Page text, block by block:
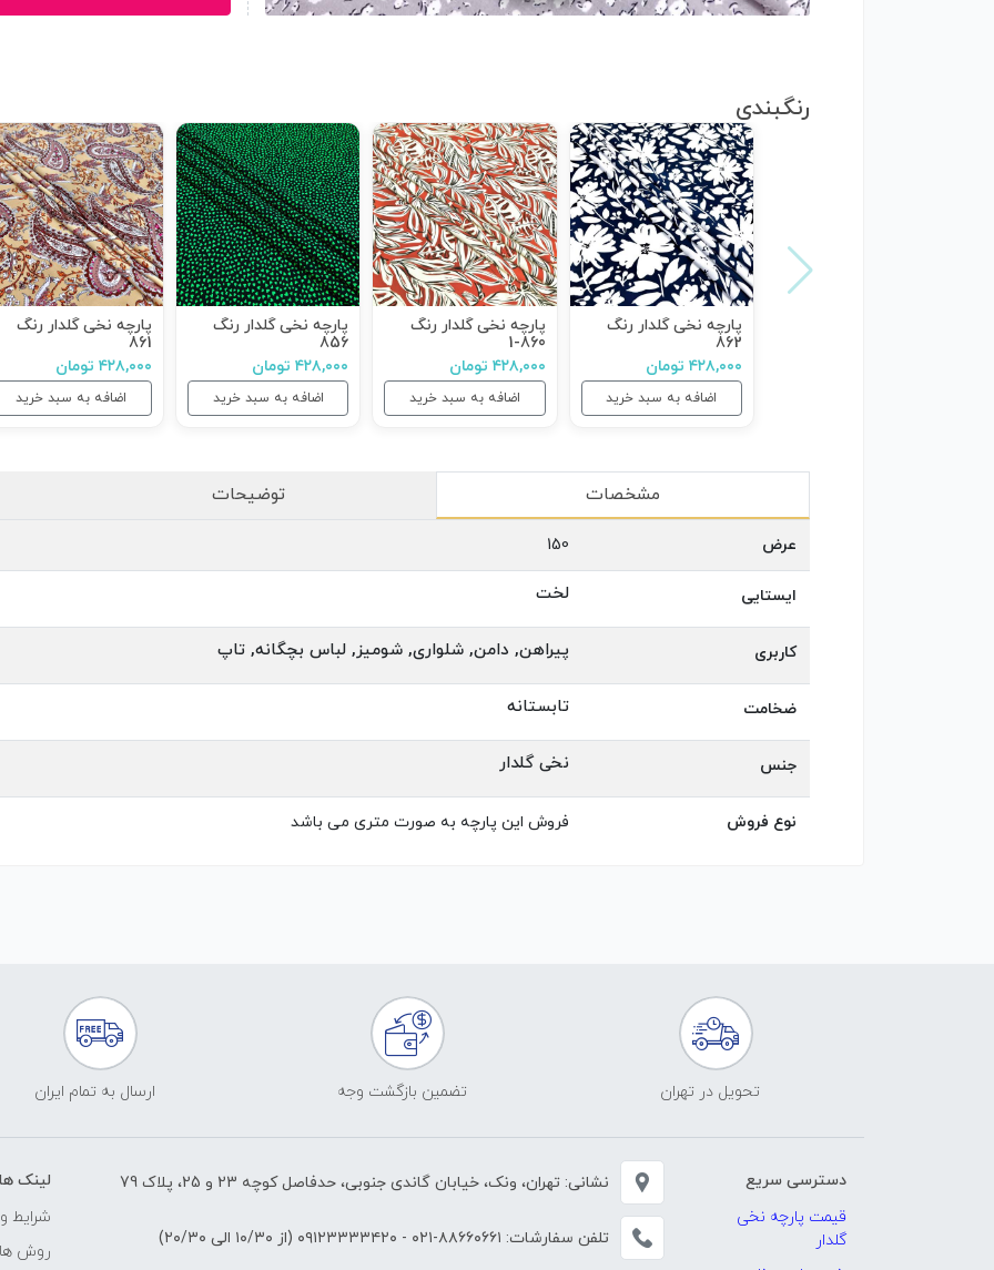
رنگبندی
پارچه نخی گلدار رنگ
862
۴۲۸,۰۰۰ تومان
اضافه به سبد خرید
پارچه نخی گلدار رنگ
860-1
۴۲۸,۰۰۰ تومان
اضافه به سبد خرید
پارچه نخی گلدار رنگ
856
۴۲۸,۰۰۰ تومان
اضافه به سبد خرید
پارچه نخی گلدار رنگ
861
۴۲۸,۰۰۰ تومان
اضافه به سبد خرید
مشخصات توضیحات
عرض 150
ایستایی لخت
کاربری پیراهن, دامن, شلواری, شومیز, لباس بچگانه, تاپ
ضخامت تابستانه
جنس نخی گلدار
نوع فروش فروش این پارچه به صورت متری می باشد
تحویل در تهران تضمین بازگشت وجه ارسال به تمام ایران
دسترسی سریع
قیمت پارچه نخی
گلدار
نشانی: تهران، ونک، خیابان گاندی جنوبی، حدفاصل کوچه 23 و 25، پلاک 79
تلفن سفارشات: ۸۸۶۶۰۶۶۱-۰۲۱ - ۰۹۱۲۳۳۳۳۴۲۰ (از ۱۰/۳۰ الی ۲۰/۳۰)
لینک ها
شرایط
روش